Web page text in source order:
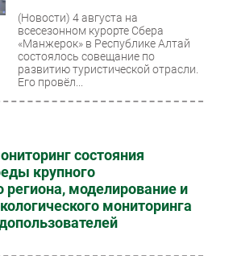
(Новости) 4 августа на
всесезонном курорте Сбера
«Манжерок» в Республике Алтай
состоялось совещание по
развитию туристической отрасли.
Его провёл...
состояния
крупного
моделирование и
мониторинга